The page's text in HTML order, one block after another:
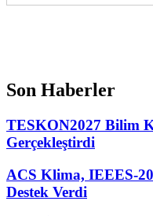
Son Haberler
TESKON2027 Bilim
Gerçekleştirdi
ACS Klima, IEEES-
Destek Verdi